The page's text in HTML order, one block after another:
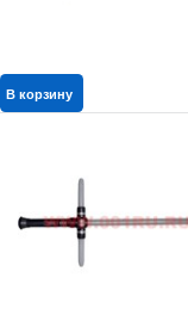
В корзину